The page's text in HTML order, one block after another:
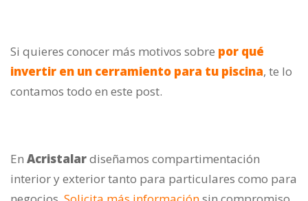
Si quieres conocer más motivos sobre por qué
invertir en un cerramiento para tu piscina, te lo
contamos todo en este post.
En Acristalardiseñamos compartimentación
interior y exterior tanto para particulares como para